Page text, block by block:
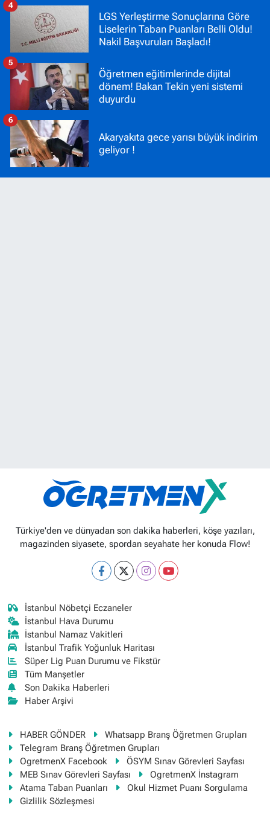
LGS Yerleştirme Sonuçlarına Göre
Liselerin Taban Puanları Belli Oldu!
Nakil Başvuruları Başladı!
4
Öğretmen eğitimlerinde dijital
dönem! Bakan Tekin yeni sistemi
duyurdu
5
Akaryakıta gece yarısı büyük indirim
geliyor !
6
Türkiye'den ve dünyadan son dakika haberleri, köşe yazıları,
magazinden siyasete, spordan seyahate her konuda Flow!
İstanbul Nöbetçi Eczaneler
İstanbul Hava Durumu
İstanbul Namaz Vakitleri
İstanbul Trafik Yoğunluk Haritası
Süper Lig Puan Durumu ve Fikstür
Tüm Manşetler
Son Dakika Haberleri
Haber Arşivi
HABER GÖNDER
Whatsapp Branş Öğretmen Grupları
Telegram Branş Öğretmen Grupları
OgretmenX Facebook
ÖSYM Sınav Görevleri Sayfası
MEB Sınav Görevleri Sayfası
OgretmenX İnstagram
Atama Taban Puanları
Okul Hizmet Puanı Sorgulama
Gizlilik Sözleşmesi